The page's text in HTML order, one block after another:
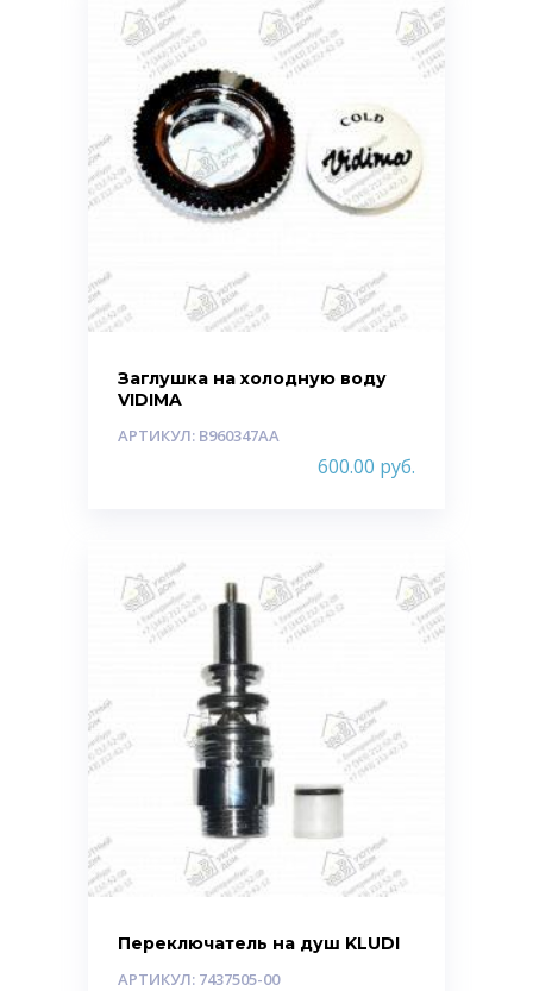
Заглушка на холодную воду
VIDIMA
АРТИКУЛ: B960347AA
600.00 руб.
Переключатель на душ KLUDI
АРТИКУЛ: 7437505-00